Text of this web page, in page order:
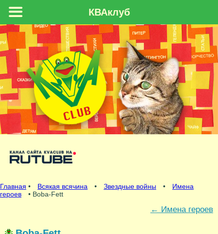
Главная • Всякая всячина • Звездные войны •
Имена
героев
• Boba-Fett
← Имена героев
КВАклуб